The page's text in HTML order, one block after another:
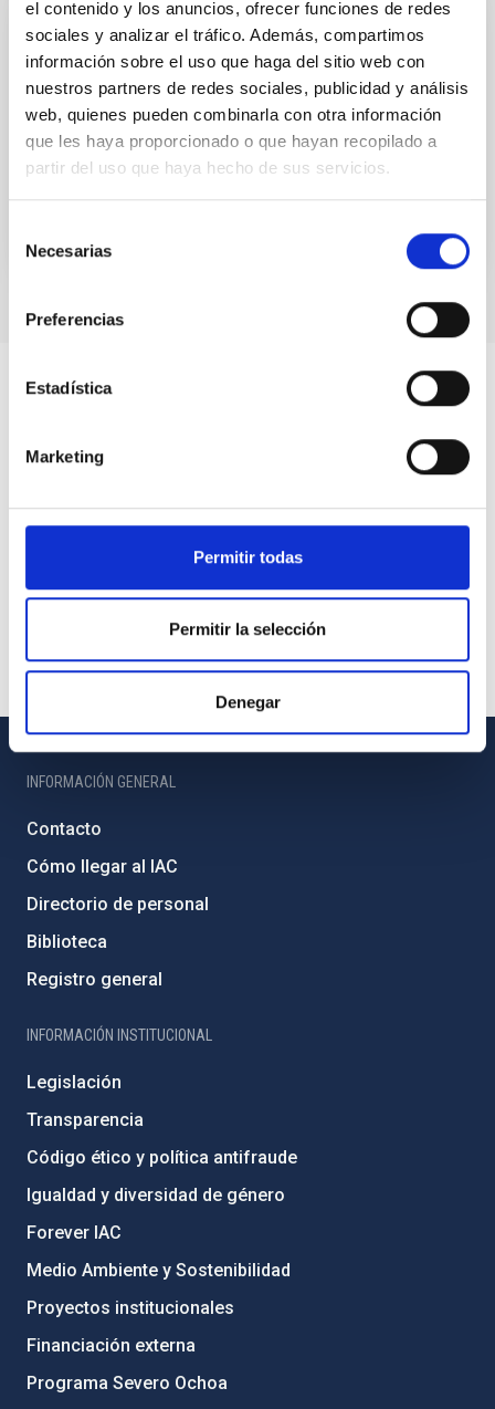
el contenido y los anuncios, ofrecer funciones de redes
sociales y analizar el tráfico. Además, compartimos
información sobre el uso que haga del sitio web con
nuestros partners de redes sociales, publicidad y análisis
web, quienes pueden combinarla con otra información
que les haya proporcionado o que hayan recopilado a
partir del uso que haya hecho de sus servicios.
Necesarias
Preferencias
Estadística
Marketing
Permitir todas
Permitir la selección
Denegar
CONTENIDO DIGITAL
UNIVERSE 2007. El Viento Solar
UNIVERSE 2007. El Viento Solar
Fecha 01/01/2006
INFORMACIÓN GENERAL
Contacto
Cómo llegar al IAC
Directorio de personal
Biblioteca
Registro general
INFORMACIÓN INSTITUCIONAL
Legislación
Transparencia
Código ético y política antifraude
Igualdad y diversidad de género
Forever IAC
Medio Ambiente y Sostenibilidad
Proyectos institucionales
Financiación externa
Programa Severo Ochoa